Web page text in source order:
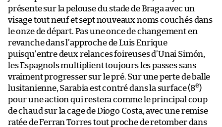
présente sur la pelouse du stade de Braga avec un
visage tout neuf et sept nouveaux noms couchés dans
le onze de départ. Pas une once de changement en
revanche dans l’approche de Luis Enrique
puisqu’entre deux relances foireuses d’Unai Simón,
les Espagnols multiplient toujours les passes sans
vraiment progresser sur le pré. Sur une perte de balle
lusitanienne, Sarabia est contré dans la surface (8e)
pour une action qui restera comme le principal coup
de chaud sur la cage de Diogo Costa, avec une remise
ratée de Ferran Torres tout proche de retomber dans